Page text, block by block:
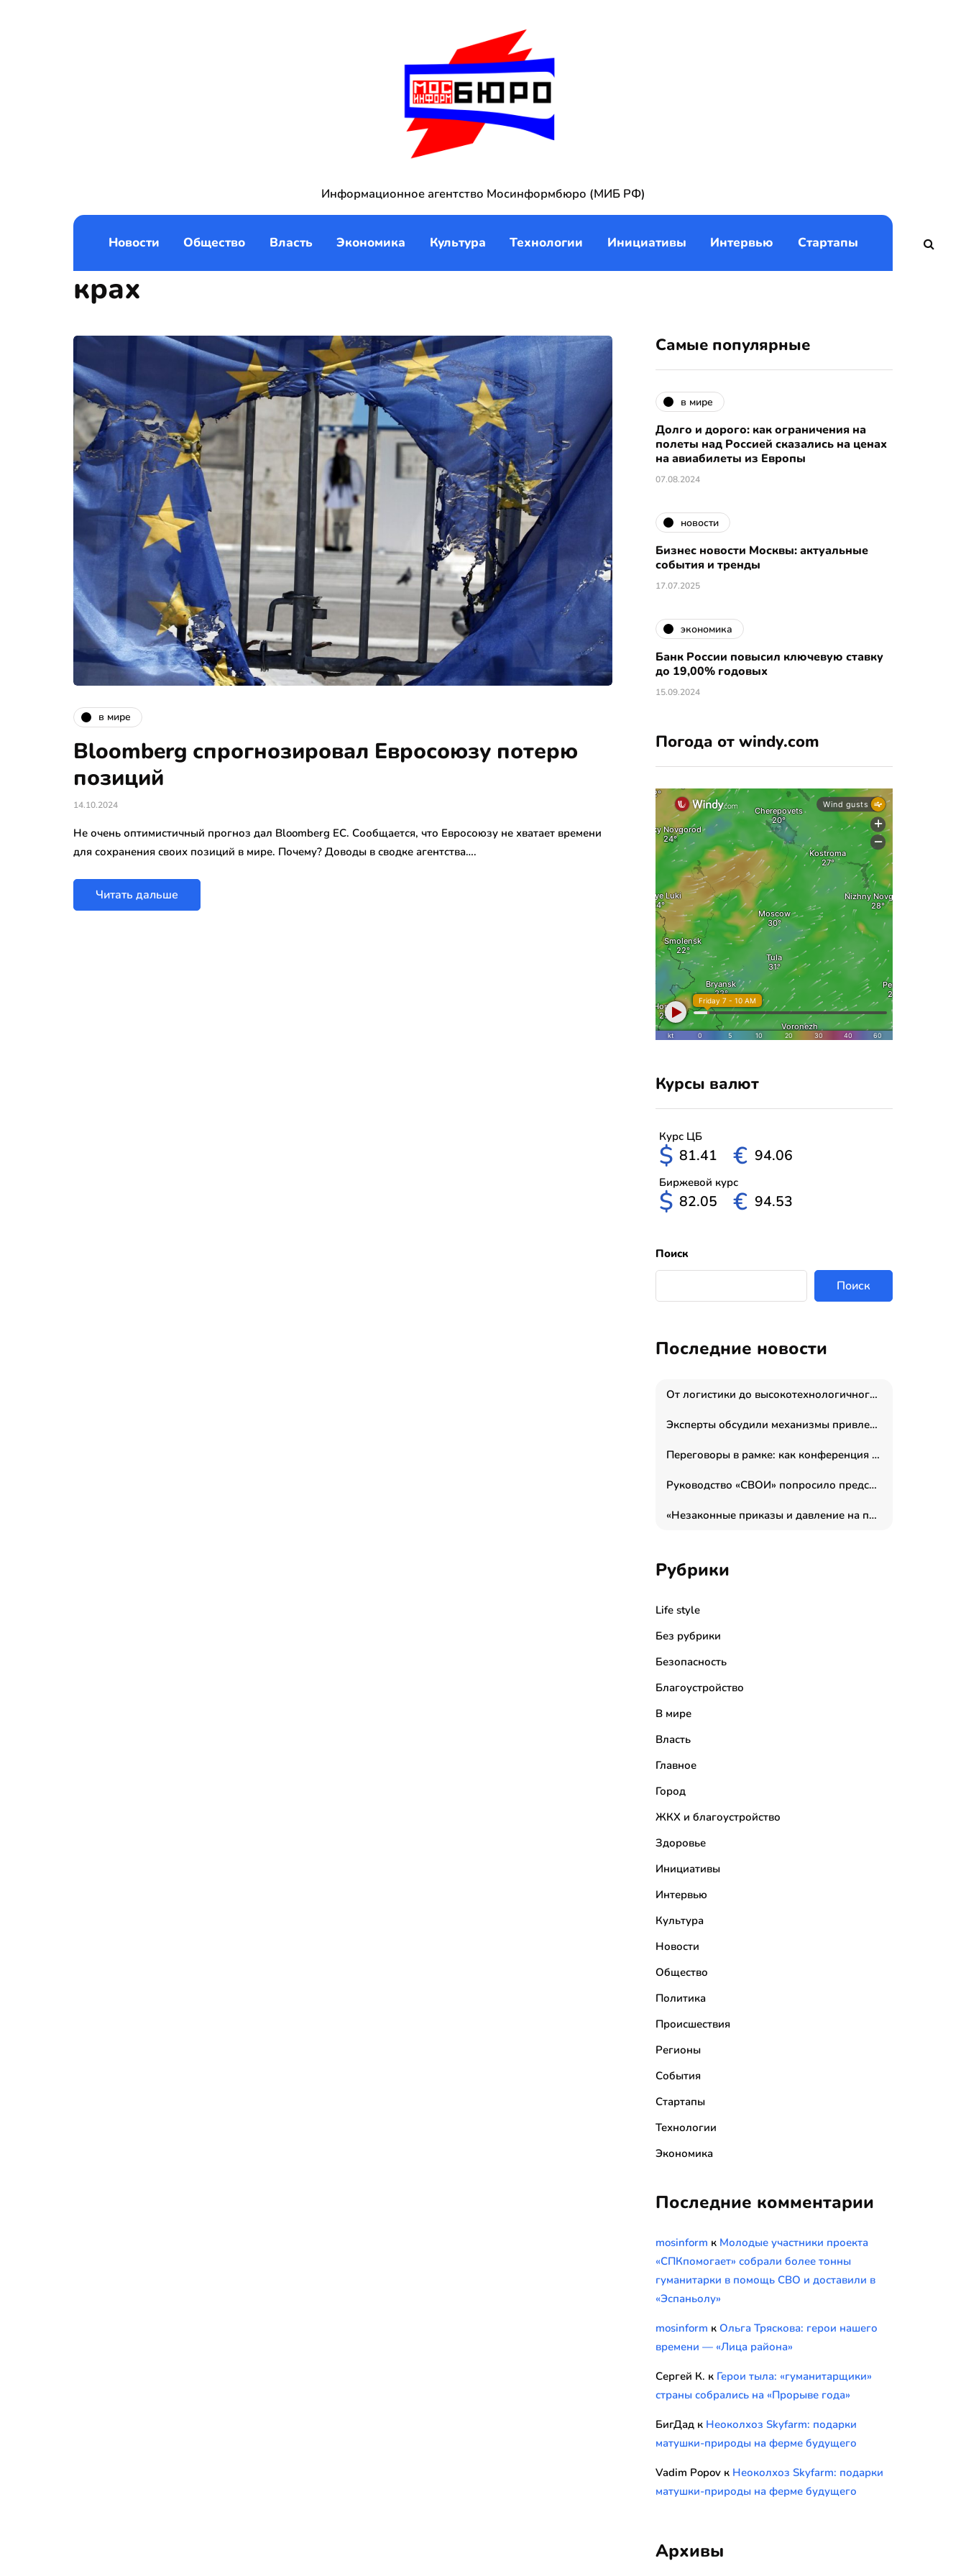
Информационное агентство Мосинформбюро (МИБ РФ)
Новости Общество Власть Экономика Культура Технологии Инициативы Интервью Стартапы
крах
в мире
Bloomberg спрогнозировал Евросоюзу потерю
позиций
14.10.2024
Не очень оптимистичный прогноз дал Bloomberg ЕС. Сообщается, что Евросоюзу не хватает времени
для сохранения своих позиций в мире. Почему? Доводы в сводке агентства….
Читать дальше
Самые популярные
в мире
Долго и дорого: как ограничения на
полеты над Россией сказались на ценах
на авиабилеты из Европы
07.08.2024
новости
Бизнес новости Москвы: актуальные
события и тренды
17.07.2025
экономика
Банк России повысил ключевую ставку
до 19,00% годовых
15.09.2024
Погода от windy.com
Курсы валют
Курс ЦБ
$ 81.41 € 94.06
Биржевой курс
$ 82.05 € 94.53
Поиск
Поиск
Последние новости
От логистики до высокотехнологичного производства: как основатель “гагаринга” выстраивает экосистему безопасности и гражданских БПЛА
Эксперты обсудили механизмы привлечения молодых специалистов в промышленные города
Переговоры в рамке: как конференция «Бизнес как искусство» переформатирует деловой этикет в стенах ТПП РФ
Руководство «СВОИ» попросило председателя СКР дать правовую оценку обысков в тыловом штабе
«Незаконные приказы и давление на полицию»: Эрнеста Султанова задержали у посольства Израиля во время одиночного пикета
Рубрики
Life style
Без рубрики
Безопасность
Благоустройство
В мире
Власть
Главное
Город
ЖКХ и благоустройство
Здоровье
Инициативы
Интервью
Культура
Новости
Общество
Политика
Происшествия
Регионы
События
Стартапы
Технологии
Экономика
Последние комментарии
mosinform к Молодые участники проекта
«СПКпомогает» собрали более тонны
гуманитарки в помощь СВО и доставили в
«Эспаньолу»
mosinform к Ольга Тряскова: герои нашего
времени — «Лица района»
Сергей К. к Герои тыла: «гуманитарщики»
страны собрались на «Прорыве года»
БигДад к Неоколхоз Skyfarm: подарки
матушки-природы на ферме будущего
Vadim Popov к Неоколхоз Skyfarm: подарки
матушки-природы на ферме будущего
Архивы